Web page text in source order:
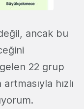
ancak bu
22 grup
hızlı